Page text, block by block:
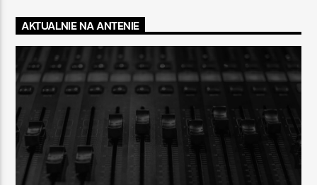
AKTUALNIE NA ANTENIE